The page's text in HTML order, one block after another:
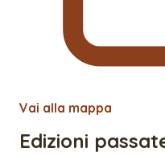
Vai alla mappa
Edizioni